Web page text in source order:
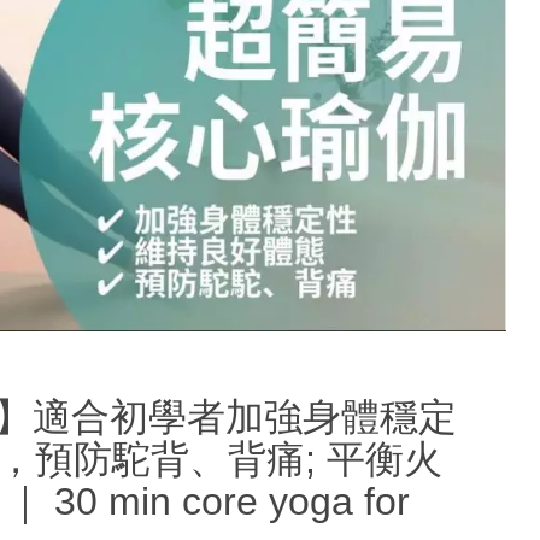
適合初學者加強身體穩定
預防駝背、背痛; 平衡火
30 min core yoga for